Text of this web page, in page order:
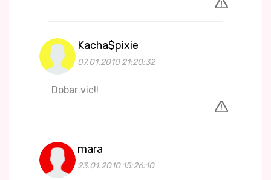
Kacha$pixie
07.01.2010 21:20:32
Dobar vic!!
mara
23.01.2010 15:26:10